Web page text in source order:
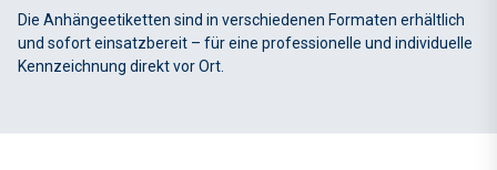
Die Anhängeetiketten sind in verschiedenen Formaten erhältlich
und sofort einsatzbereit – für eine professionelle und individuelle
Kennzeichnung direkt vor Ort.